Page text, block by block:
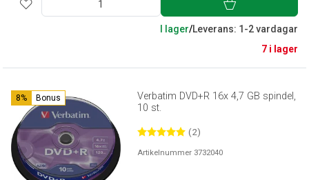
I lager/Leverans: 1-2 vardagar
7 i lager
8% Bonus
Verbatim DVD+R 16x 4,7 GB spindel,
10 st.
(2)
Artikelnummer 3732040